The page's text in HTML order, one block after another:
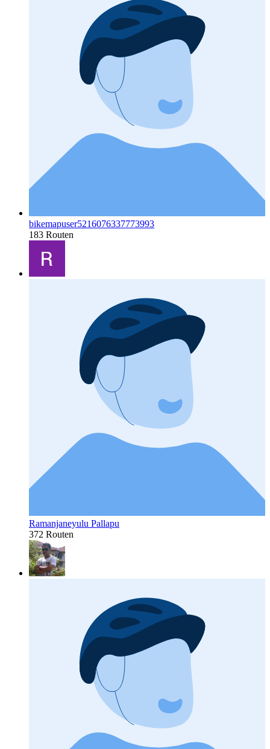
bikemapuser5216076337773993
183 Routen
Ramanjaneyulu Pallapu
372 Routen